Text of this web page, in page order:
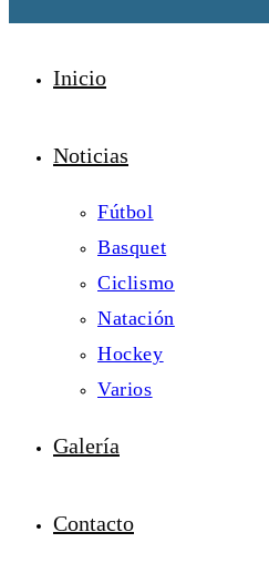
Inicio
Noticias
Fútbol
Basquet
Ciclismo
Natación
Hockey
Varios
Galería
Contacto